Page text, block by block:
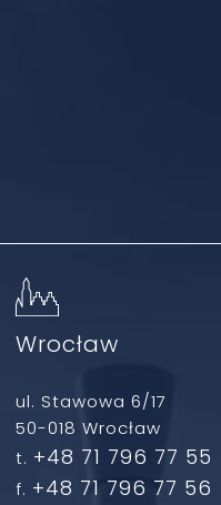
Wrocław
ul. Stawowa 6/17
50-018 Wrocław
t. +48 71 796 77 55
f. +48 71 796 77 56